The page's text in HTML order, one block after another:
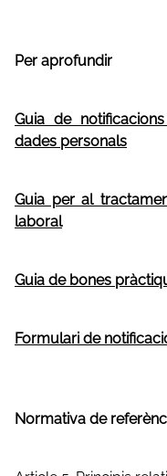
Per aprofundir
Guia de
dades personals
Guia per al
laboral
Guia de bones
Formulari de
Normativa de